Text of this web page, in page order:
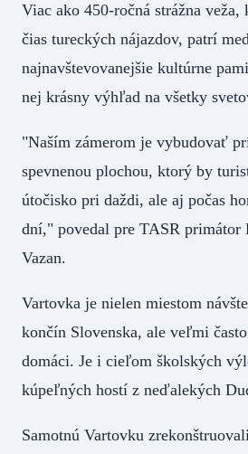
Viac ako 450-ročná strážna veža,
čias tureckých nájazdov, patrí
najnavštevovanejšie kultúrne
nej krásny výhľad na všetky
"Naším zámerom je vybudovať
spevnenou plochou, ktorý by
útočisko pri daždi, ale aj počas
dní," povedal pre TASR primátor
Vazan.
Vartovka je nielen miestom
končín Slovenska, ale veľmi
domáci. Je i cieľom školských
kúpeľných hostí z neďalekých
Samotnú Vartovku